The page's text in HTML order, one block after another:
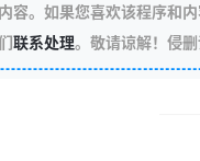
容。如果您喜欢该程序和
联系处理。敬请谅解！侵